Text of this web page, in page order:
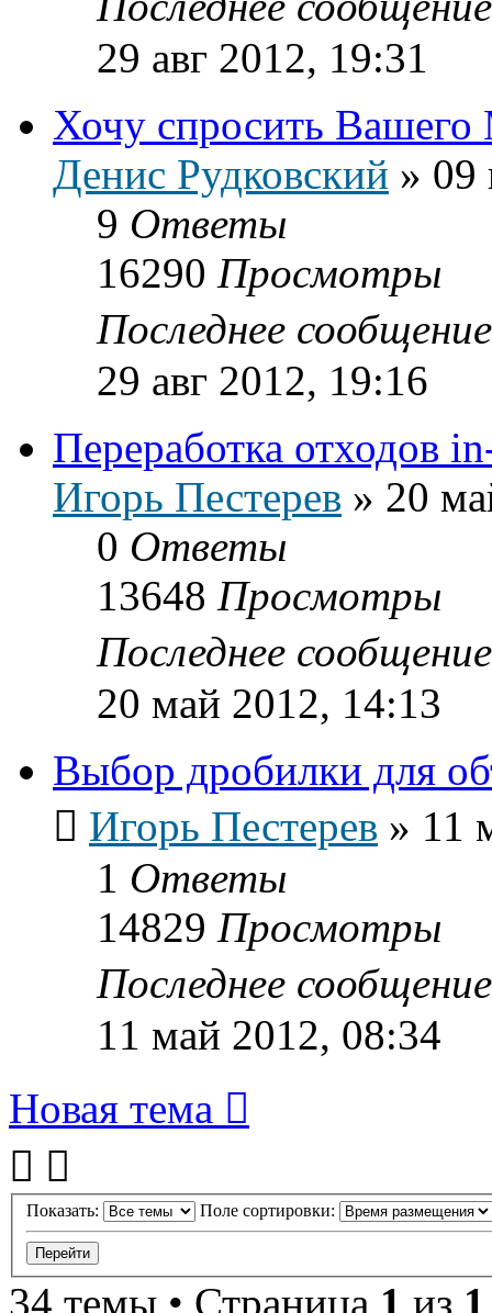
29 авг 2012, 19:31
Хочу спросить
Денис Рудковский » 09
9 Ответы
16290 Просмотры
Последнее
29 авг 2012, 19:16
Переработка отходов
Игорь Пестерев » 20
0 Ответы
13648 Просмотры
Последнее
20 май 2012, 14:13
Выбор дробилки для
Игорь Пестерев » 11
1 Ответы
14829 Просмотры
Последнее
11 май 2012, 08:34
Новая тема
Показать: Поле сортировки:
34 темы • Страница 1 из 1